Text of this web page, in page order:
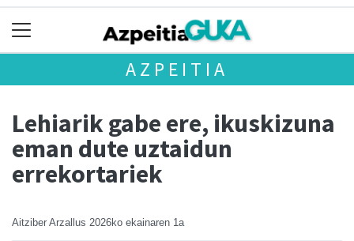
AZPEITIA
Lehiarik gabe ere, ikuskizuna
eman dute uztaidun
errekortariek
Aitziber Arzallus 2026ko ekainaren 1a